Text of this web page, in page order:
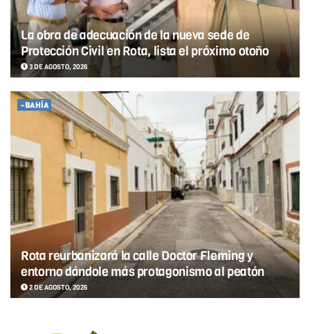
La obra de adecuación de la nueva sede de
Protección Civil en Rota, lista el próximo otoño
3 DE AGOSTO, 2026
-BAHÍA
Rota reurbanizará la calle Doctor Fleming y
entorno dándole más protagonismo al peatón
2 DE AGOSTO, 2026